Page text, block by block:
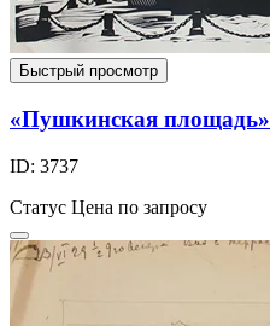
Быстрый просмотр
«Пушкинская площадь»
ID: 3737
Статус Цена по запросу